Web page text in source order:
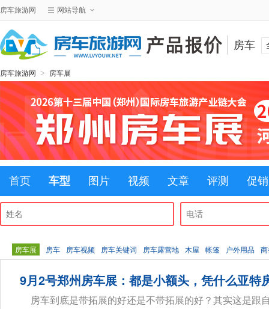
房车旅游网 网站导航
房车
房车旅游网 > 房车展
首页 车型 图片 视频 文章 评测 促销
房车展 房车 房车视频 房车关键词 房车露营地 木屋 帐篷 户外用品
9月2号郑州房车展：都是小额头，凭什么亚特
房车到底是带拓展的好还是不带拓展的好？其实这是